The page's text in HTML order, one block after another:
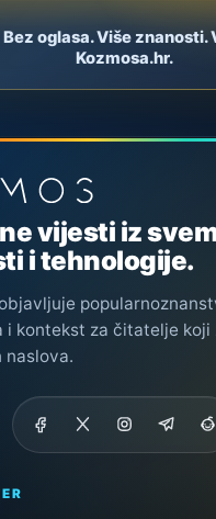
Bez oglasa. Više znanosti.
Kozmosa.hr.
vijesti iz
i tehnologije.
i kontekst za čitatelje koji
naslova.